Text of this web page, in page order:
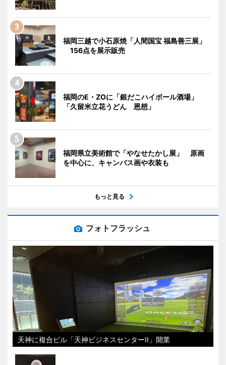
福岡三越で小石原焼「人間国宝 福島善三展」
156点を展示販売
福岡のE・ZOに「銀だこハイボール酒場」
「久留米立花うどん 恩想」
福岡県立美術館で「やなせたかし展」 原画
を中心に、キャンバス画や衣装も
もっと見る
フォトフラッシュ
天神に複合ビル「天神ビジネスセンターII」開業